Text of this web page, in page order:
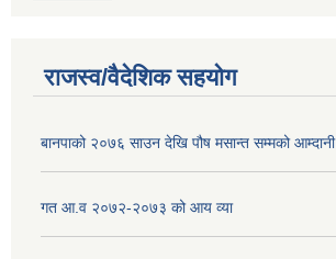
राजस्व/वैदेशिक सहयोग
बानपाको २०७६ साउन देखि पौष मसान्त सम्मको आम्दानी
गत आ.व २०७२-२०७३ को आय व्या